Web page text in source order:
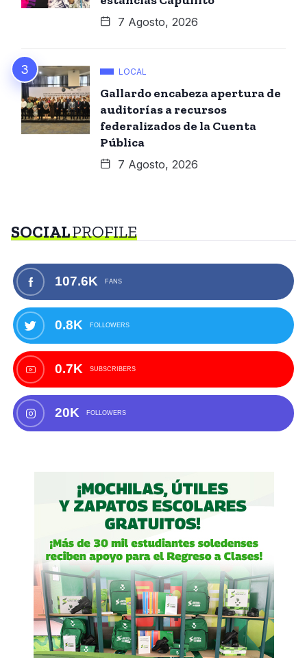
7 Agosto, 2026
LOCAL
Gallardo encabeza apertura de
auditorías a recursos
federalizados de la Cuenta
Pública
7 Agosto, 2026
SOCIALPROFILE
107.6K FANS
0.8K FOLLOWERS
0.7K SUBSCRIBERS
20K FOLLOWERS